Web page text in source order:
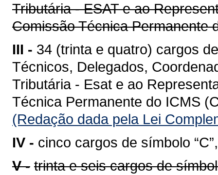
Tributária - ESAT e ao
Comissão Técnica Permanente
III - 34 (trinta e quatro) cargos
Técnicos, Delegados,
Tributária - Esat e ao
Técnica Permanente do ICMS
(Redação dada pela Lei
IV - cinco cargos de símbolo
V - trinta e seis cargos de